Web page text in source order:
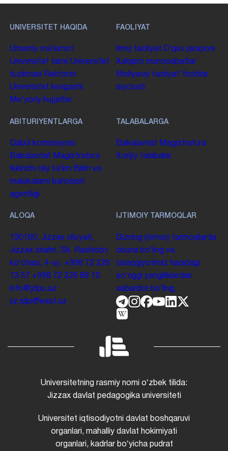
UNIVERSITET HAQIDA
Umumiy maʼlumot
Universitet tarixi Universitet
tuzilmasi
Rektorat
Universitet kengashi
Me'yoriy hujjatlar
FAOLIYAT
Ilmiy faoliyat Oʻquv jarayoni
Xalqaro munosabatlar
Moliyaviy faoliyat Yoshlar
siyosati
ABITURIYENTLARGA
Qabul komissiyasi
Bakalavriat Magistratura
Ikkinchi oliy taʼlim Bilim va
malakalarni baholash
agentligi
TALABALARGA
Bakalavriat Magistratura
Xorijiy talabalar
ALOQA
130100. Jizzax viloyati,
Jizzax shahri, Sh. Rashidov
koʻchasi, 4-uy. +998 72 226
13 57 +998 72 226 68 10
info@jdpu.uz
jiz.jdpi@exat.uz
IJTIMOIY TARMOQLAR
Bizning ijtimoiy tarmoqlarda
obuna boʻling va
taraqqiyotimiz haqidagi
soʻnggi yangiliklardan
xabardor boʻling.
Universitetning rasmiy nomi oʻzbek tilida:
Jizzax davlat pedagogika universiteti
Universitet iqtisodiyotni davlat boshqaruvi
organlari, mahalliy davlat hokimiyati
organlari, kadrlar boʻyicha pudrat